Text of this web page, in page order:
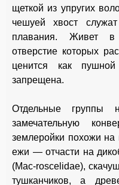
щеткой из упругих
чешуей хвост
плавания. Живет в
отверстие которых
ценится как
запрещена.
Отдельные группы
замечательную
землеройки похожи
ежи — отчасти на
(Мас-roscelidae),
тушканчиков, а